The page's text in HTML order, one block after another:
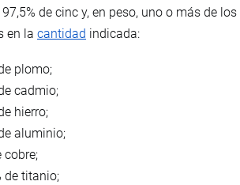
de cinc y, en peso, uno o más de los
en la cantidad indicada:
plomo;
cadmio;
hierro;
aluminio;
cobre;
de titanio;